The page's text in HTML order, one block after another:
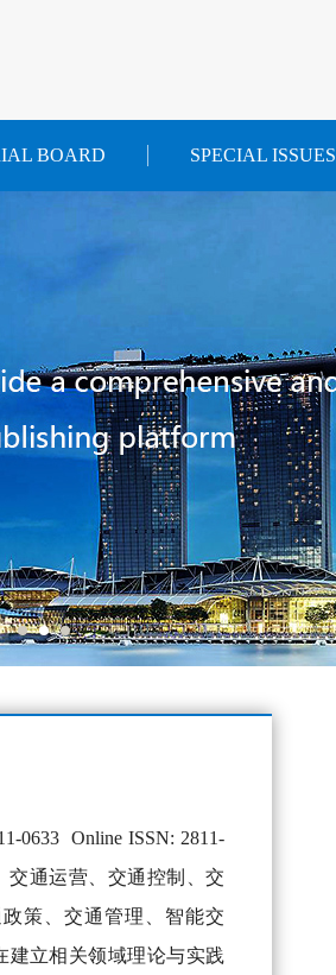
BOARD SPECIAL ISSUES
0633 Online ISSN: 2811-
交通运营、交通控制、交
策、交通管理、智能交
建立相关领域理论与实践